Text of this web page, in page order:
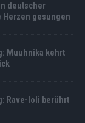
deutscher
Herzen gesungen
Muuhnika kehrt
Rave-Ioli berührt